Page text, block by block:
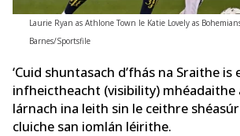
Laurie Ryan as Athlone Town le Katie Lovely as
Barnes/Sportsfile
‘Cuid shuntasach d’fhás na Sraithe is
infheictheacht (visibility) mhéadaithe
lárnach ina leith sin le ceithre
cluiche san iomlán léirithe.